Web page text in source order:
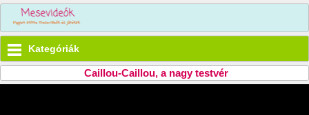
Kategóriák
Caillou-Caillou, a nagy testvér